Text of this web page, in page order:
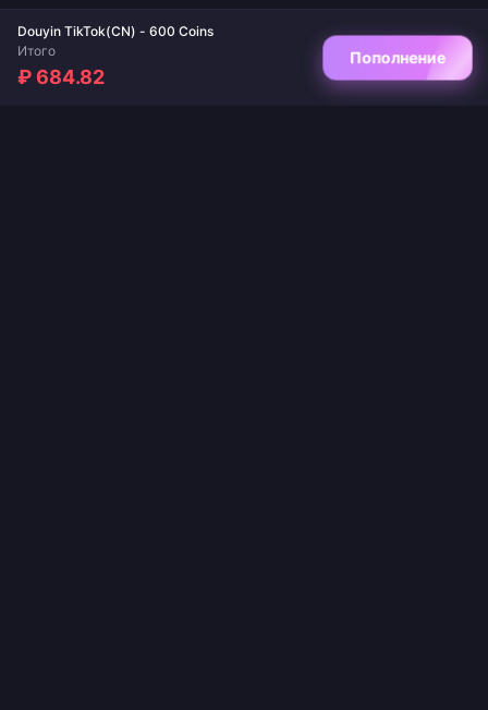
Douyin TikTok(CN) - 600 Coins
Итого
₽ 684.82
Пополнение